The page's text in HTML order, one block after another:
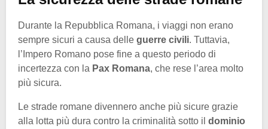
Durante la Repubblica Romana, i viaggi non erano
sempre sicuri a causa delle guerre civili. Tuttavia,
l’Impero Romano pose fine a questo periodo di
incertezza con la Pax Romana, che rese l’area molto
più sicura.
Le strade romane divennero anche più sicure grazie
alla lotta più dura contro la criminalità sotto il dominio